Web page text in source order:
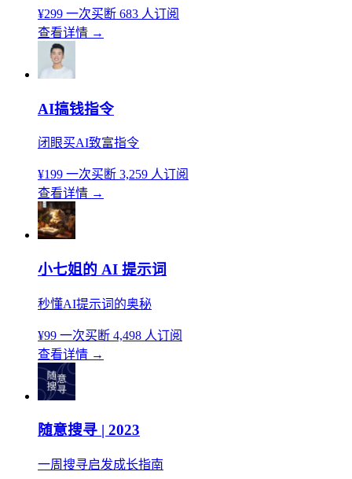
¥299 一次买断 683 人订阅
查看详情 →
AI搞钱指令
闭眼买AI致富指令
¥199 一次买断 3,259 人订阅
查看详情 →
小七姐的 AI 提示词
秒懂AI提示词的奥秘
¥99 一次买断 4,498 人订阅
查看详情 →
随意搜寻 | 2023
一周搜寻启发成长指南